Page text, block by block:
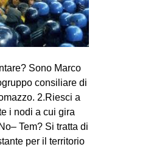
SPAZI
POPOLARE
Sono Marco
consiliare di
2.Riesci a
i nodi a cui gira
Tem? Si tratta di
per il territorio